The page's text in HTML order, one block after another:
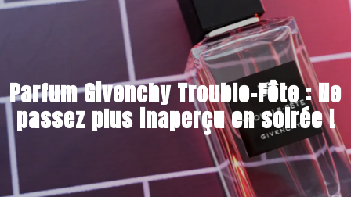
Parfum Givenchy Trouble-Fête : Ne
passez plus inaperçu en soirée !